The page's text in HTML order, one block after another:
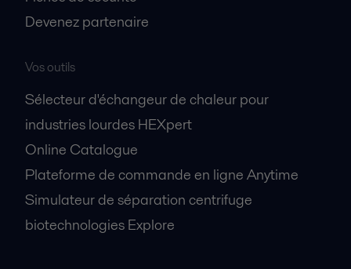
Devenez partenaire
Vos outils
Sélecteur d'échangeur de chaleur pour
industries lourdes HEXpert
Online Catalogue
Plateforme de commande en ligne Anytime
Simulateur de séparation centrifuge
biotechnologies Explore